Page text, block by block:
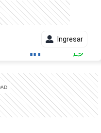
Ingresar